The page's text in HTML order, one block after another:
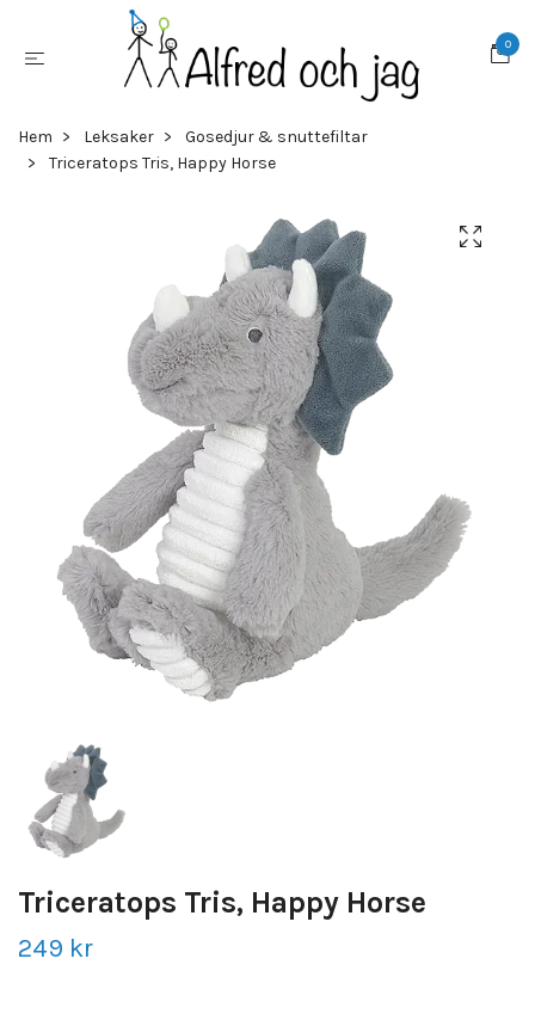
0
Hem Leksaker
Gosedjur & snuttefiltar
Triceratops Tris, Happy Horse
Triceratops Tris, Happy Horse
249 kr